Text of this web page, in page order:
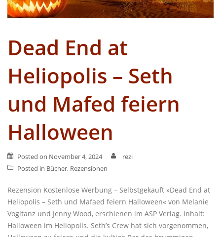
Dead End at
Heliopolis – Seth
und Mafed feiern
Halloween
Posted on November 4, 2024
rezi
Posted in Bücher, Rezensionen
Rezension Kostenlose Werbung – Selbstgekauft »Dead End at
Heliopolis – Seth und Mafaed feiern Halloween« von Melanie
Vogltanz und Jenny Wood, erschienen im ASP Verlag. Inhalt:
Halloween im Heliopolis. Seth’s Crew hat sich vorgenommen,